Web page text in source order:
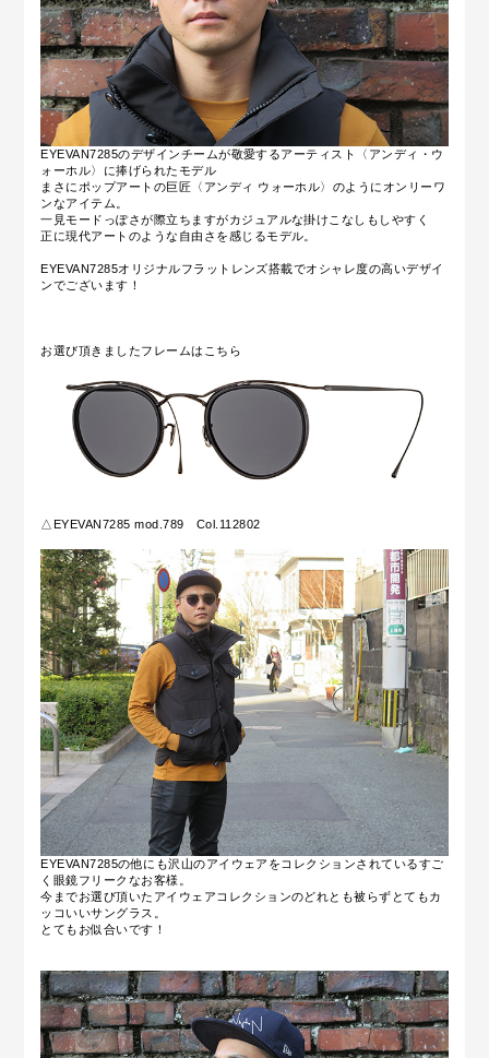
EYEVAN7285のデザインチームが敬愛するアーティスト〈アンディ・ウ
ォーホル〉に捧げられたモデル
まさにポップアートの巨匠〈アンディ ウォーホル〉のようにオンリーワ
ンなアイテム。
一見モードっぽさが際立ちますがカジュアルな掛けこなしもしやすく
正に現代アートのような自由さを感じるモデル。
EYEVAN7285オリジナルフラットレンズ搭載でオシャレ度の高いデザイ
ンでございます！
お選び頂きましたフレームはこちら
△EYEVAN7285 mod.789 Col. 112802
EYEVAN7285の他にも沢山のアイウェアをコレクションされているすご
く眼鏡フリークなお客様。
今までお選び頂いたアイウェアコレクションのどれとも被らずとてもカ
ッコいいサングラス。
とてもお似合いです！